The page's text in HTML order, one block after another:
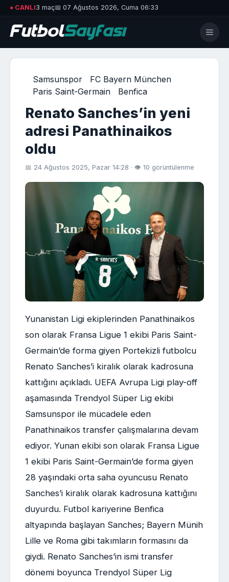
● CANLI3 maç📅 07 Ağustos 2026, Cuma 06:33
Samsunspor
FC Bayern München
Paris Saint-Germain
Benfica
Renato Sanches’in yeni
adresi Panathinaikos
oldu
📅 24 Ağustos 2025, Pazar 14:28 · 👁 10 görüntülenme
Yunanistan Ligi ekiplerinden Panathinaikos
son olarak Fransa Ligue 1 ekibi Paris Saint-
Germain’de forma giyen Portekizli futbolcu
Renato Sanches’i kiralık olarak kadrosuna
kattığını açıkladı. UEFA Avrupa Ligi play-off
aşamasında Trendyol Süper Lig ekibi
Samsunspor ile mücadele eden
Panathinaikos transfer çalışmalarına devam
ediyor. Yunan ekibi son olarak Fransa Ligue
1 ekibi Paris Saint-Germain’de forma giyen
28 yaşındaki orta saha oyuncusu Renato
Sanches’i kiralık olarak kadrosuna kattığını
duyurdu. Futbol kariyerine Benfica
altyapında başlayan Sanches; Bayern Münih
Lille ve Roma gibi takımların formasını da
giydi. Renato Sanches’in ismi transfer
dönemi boyunca Trendyol Süper Lig